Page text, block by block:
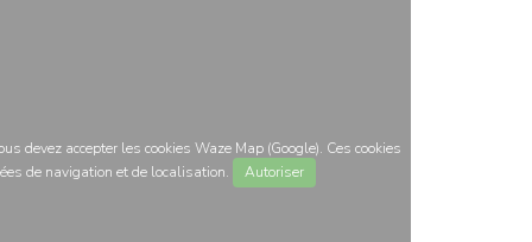
devez accepter les cookies Waze Map (Google). Ces cookies
de navigation et de localisation.
Autoriser